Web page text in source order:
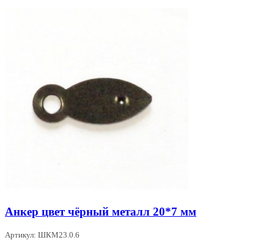
Анкер цвет чёрный металл 20*7 мм
Артикул: ШКМ23.0.6